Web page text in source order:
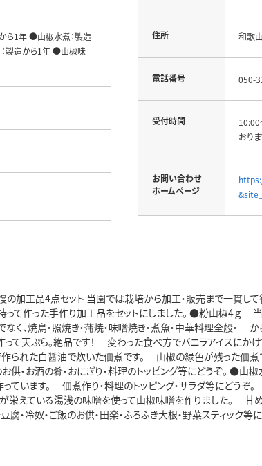
ら1年 ●山椒水煮：製造
製造から1年 ●山椒味
住所 和歌
電話番号 050-
受付時間
10:00
おり
お問い合わせ
ホームページ
工品4点セット 当園では栽培から加工・販売まで一貫して
って作った手作り加工品をセットにしました。 ●粉山椒4
く、焼鳥・照焼き・蒲焼・味噌焼き・煮魚・中華料理全般・
て天ぷら。絶品です！ 変わった食べ方でバニラアイスに
られた白醤油で炊いた佃煮です。 山椒の緑色が残った佃
・お酒の肴・おにぎり・料理のトッピング等にどうぞ。 ●
ています。 佃煮作り・料理のトッピング・サラダ等にどうぞ
えている湯浅の味噌を使って山椒味噌を作りました。 甘
冷奴・ご飯のお供・田楽・ふろふき大根・野菜スティック等